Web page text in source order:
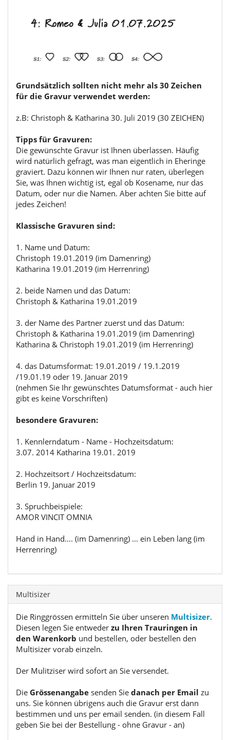
Grundsätzlich sollten nicht mehr als 30 Zeichen
für die Gravur verwendet werden:
z.B: Christoph & Katharina 30. Juli 2019 (30 ZEICHEN)
Tipps für Gravuren:
Die gewünschte Gravur ist Ihnen überlassen. Häufig
wird natürlich gefragt, was man eigentlich in Eheringe
graviert. Dazu können wir Ihnen nur raten, überlegen
Sie, was Ihnen wichtig ist, egal ob Kosename, nur das
Datum, oder nur die Namen. Aber achten Sie bitte auf
jedes Zeichen!
Klassische Gravuren sind:
1. Name und Datum:
Christoph 19.01.2019 (im Damenring)
Katharina 19.01.2019 (im Herrenring)
2. beide Namen und das Datum:
Christoph & Katharina 19.01.2019
3. der Name des Partner zuerst und das Datum:
Christoph & Katharina 19.01.2019 (im Damenring)
Katharina & Christoph 19.01.2019 (im Herrenring)
4. das Datumsformat: 19.01.2019 / 19.1.2019
/19.01.19 oder 19. Januar 2019
(nehmen Sie Ihr gewünschtes Datumsformat - auch hier
gibt es keine Vorschriften)
besondere Gravuren:
1. Kennlerndatum - Name - Hochzeitsdatum:
3.07. 2014 Katharina 19.01. 2019
2. Hochzeitsort / Hochzeitsdatum:
Berlin 19. Januar 2019
3. Spruchbeispiele:
AMOR VINCIT OMNIA
Hand in Hand.... (im Damenring) ... ein Leben lang (im
Herrenring)
Multisizer
Die Ringgrössen ermitteln Sie über unseren Multisizer.
Diesen legen Sie entweder zu Ihren Trauringen in
den Warenkorb und bestellen, oder bestellen den
Multisizer vorab einzeln.
Der Mulitziser wird sofort an Sie versendet.
Die Grössenangabe senden Sie danach per Email zu
uns. Sie können übrigens auch die Gravur erst dann
bestimmen und uns per email senden. (in diesem Fall
geben Sie bei der Bestellung - ohne Gravur - an)